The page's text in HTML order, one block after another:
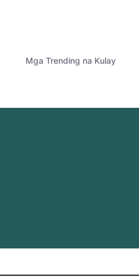
Mga Trending na Kulay